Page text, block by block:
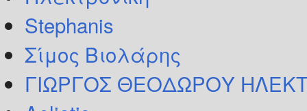
Stephanis
Σίμος Βιολάρης
ΓΙΩΡΓΟΣ ΘΕΟΔΩΡΟΥ